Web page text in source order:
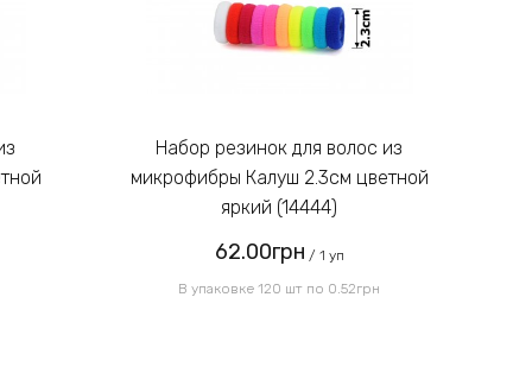
Отправить
Набор резинок для волос из
микрофибры Калуш 2.3см цветной
яркий (14444)
62.00грн / 1 уп
В упаковке 120 шт по 0.52грн